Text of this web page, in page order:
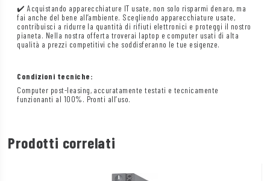
✔️ Acquistando apparecchiature IT usate, non solo risparmi denaro, ma
fai anche del bene all’ambiente. Scegliendo apparecchiature usate,
contribuisci a ridurre la quantità di rifiuti elettronici e proteggi il nostro
pianeta. Nella nostra offerta troverai laptop e computer usati di alta
qualità a prezzi competitivi che soddisferanno le tue esigenze.
Condizioni tecniche:
Computer post-leasing, accuratamente testati e tecnicamente
funzionanti al 100%. Pronti all’uso.
Prodotti correlati